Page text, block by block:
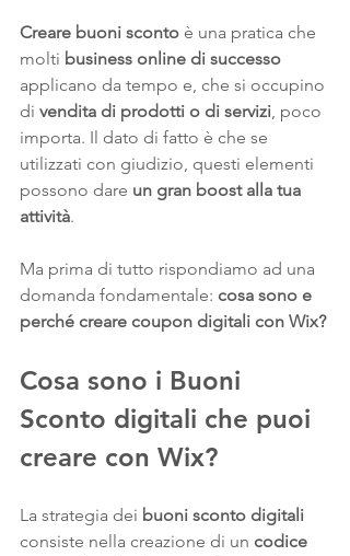
Creare buoni sconto è una pratica che
molti business online di successo
applicano da tempo e, che si occupino
di vendita di prodotti o di servizi, poco
importa. Il dato di fatto è che se
utilizzati con giudizio, questi elementi
possono dare un gran boost alla tua
attività.
Ma prima di tutto rispondiamo ad una
domanda fondamentale: cosa sono e
perché creare coupon digitali con Wix?
Cosa sono i Buoni
Sconto digitali che puoi
creare con Wix?
La strategia dei buoni sconto digitali
consiste nella creazione di un codice